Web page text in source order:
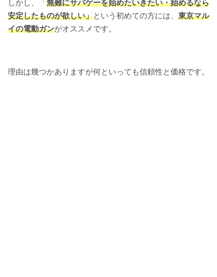
しかし、「 無難にサバゲーを始めたいきたい・始めるなら
安定したものが欲しい」という初めての方には、 東京マル
イの電動ガンがオススメです。
理由は幾つかありますが何といっても信頼性と価格です。